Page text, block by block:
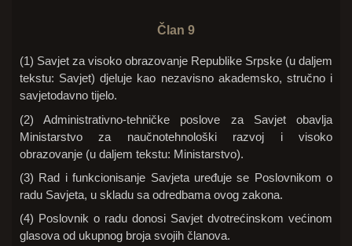
Član 9
(1) Savjet za visoko obrazovanje Republike Srpske (u daljem
tekstu: Savjet) djeluje kao nezavisno akademsko, stručno i
savjetodavno tijelo.
(2) Administrativno-tehničke poslove za Savjet obavlja
Ministarstvo za naučnotehnološki razvoj i visoko
obrazovanje (u daljem tekstu: Ministarstvo).
(3) Rad i funkcionisanje Savjeta uređuje se Poslovnikom o
radu Savjeta, u skladu sa odredbama ovog zakona.
(4) Poslovnik o radu donosi Savjet dvotrećinskom većinom
glasova od ukupnog broja svojih članova.